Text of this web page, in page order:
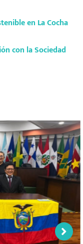
en La Cocha
con la Sociedad